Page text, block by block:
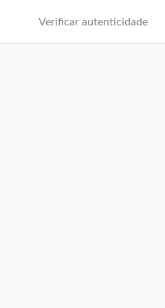
Verificar autenticidade